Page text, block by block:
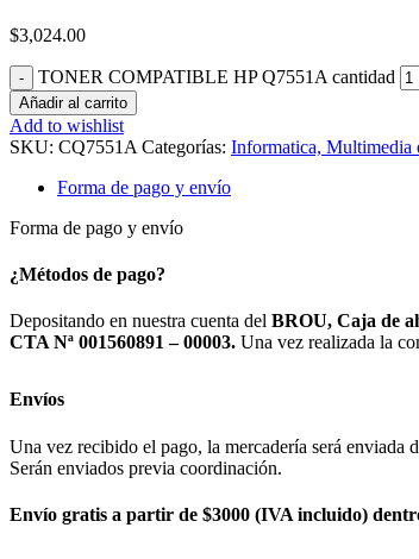
$3,024.00
TONER COMPATIBLE HP Q7551A cantidad
Añadir al carrito
Add to wishlist
SKU: CQ7551A Categorías: Informatica, Multimedia
Forma de pago y envío
Forma de pago y envío
¿Métodos de pago?
Depositando en nuestra cuenta del BROU, Caja de
CTA Nª 001560891 – 00003. Una vez realizada la
Envíos
Una vez recibido el pago, la mercadería será enviada
Serán enviados previa coordinación.
Envío gratis a partir de $3000 (IVA incluido)